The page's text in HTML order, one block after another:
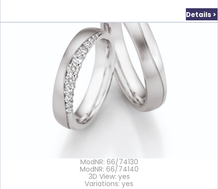
Details >
ModNR: 66/74130
ModNR: 66/74140
3D View: yes
Variations: yes